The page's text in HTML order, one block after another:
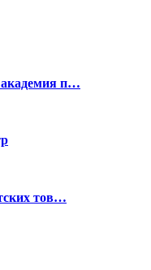
п…
тов…